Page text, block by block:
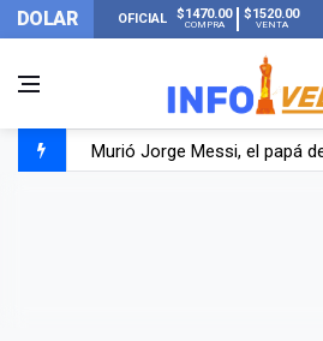
DOLAR OFICIAL $1470.00
COMPRA
$1520.00
VENTA
Murió Jorge Messi, el papá